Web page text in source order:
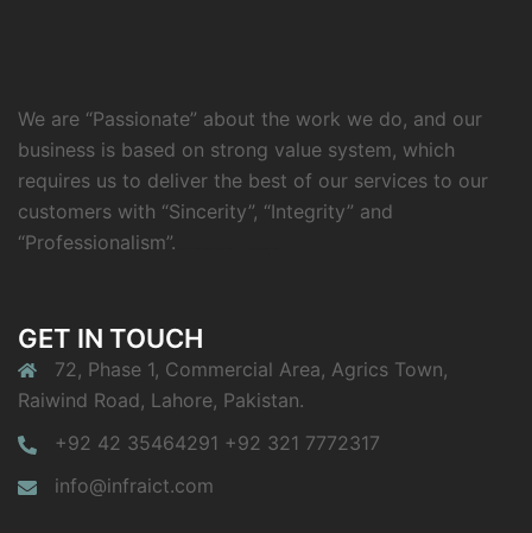
We are “Passionate” about the work we do, and our
business is based on strong value system, which
requires us to deliver the best of our services to our
customers with “Sincerity”, “Integrity” and
“Professionalism”.
GET IN TOUCH
72, Phase 1, Commercial Area, Agrics Town,
Raiwind Road, Lahore, Pakistan.
+92 42 35464291 +92 321 7772317
info@infraict.com